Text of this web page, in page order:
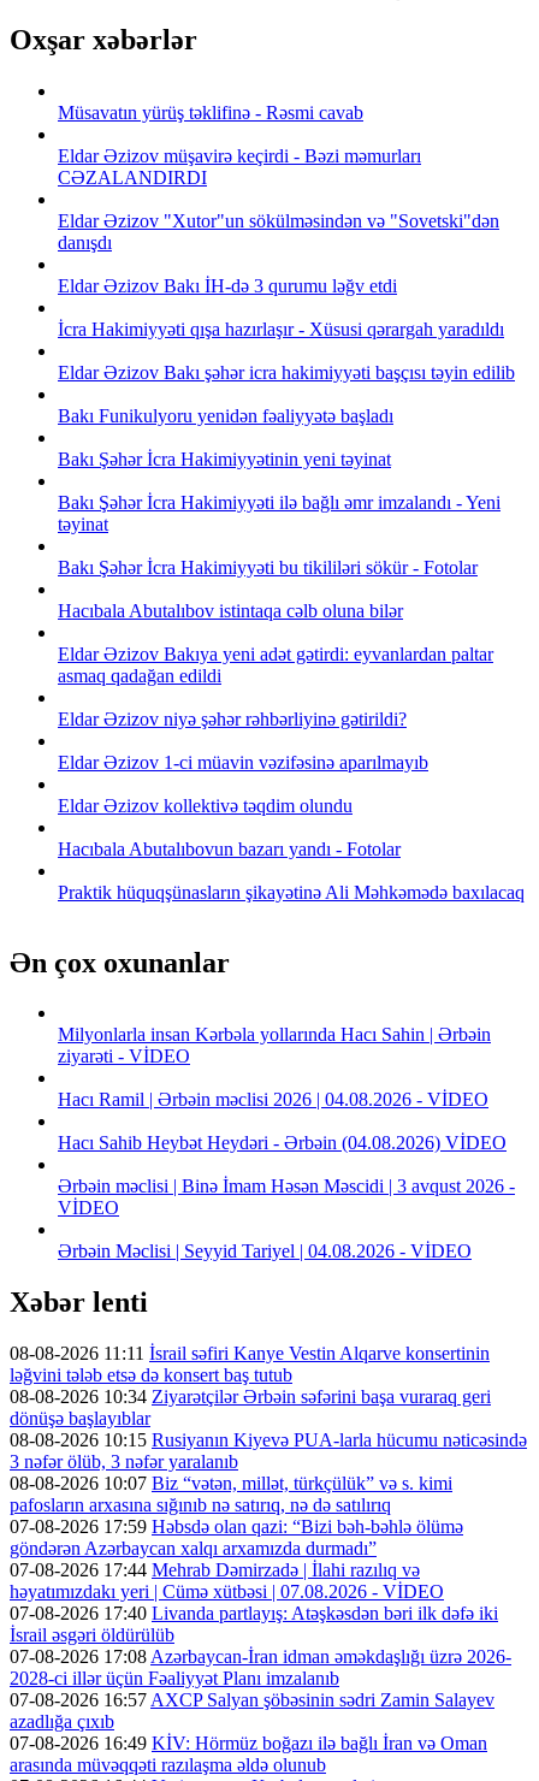
Oxşar xəbərlər
Müsavatın yürüş təklifinə - Rəsmi cavab
Eldar Əzizov müşavirə keçirdi - Bəzi məmurları
CƏZALANDIRDI
Eldar Əzizov "Xutor"un sökülməsindən və "Sovetski"dən
danışdı
Eldar Əzizov Bakı İH-də 3 qurumu ləğv etdi
İcra Hakimiyyəti qışa hazırlaşır - Xüsusi qərargah yaradıldı
Eldar Əzizov Bakı şəhər icra hakimiyyəti başçısı təyin edilib
Bakı Funikulyoru yenidən fəaliyyətə başladı
Bakı Şəhər İcra Hakimiyyətinin yeni təyinat
Bakı Şəhər İcra Hakimiyyəti ilə bağlı əmr imzalandı - Yeni
təyinat
Bakı Şəhər İcra Hakimiyyəti bu tikililəri sökür - Fotolar
Hacıbala Abutalıbov istintaqa cəlb oluna bilər
Eldar Əzizov Bakıya yeni adət gətirdi: eyvanlardan paltar
asmaq qadağan edildi
Eldar Əzizov niyə şəhər rəhbərliyinə gətirildi?
Eldar Əzizov 1-ci müavin vəzifəsinə aparılmayıb
Eldar Əzizov kollektivə təqdim olundu
Hacıbala Abutalıbovun bazarı yandı - Fotolar
Praktik hüquqşünasların şikayətinə Ali Məhkəmədə baxılacaq
Ən çox oxunanlar
Milyonlarla insan Kərbəla yollarında Hacı Sahin | Ərbəin
ziyarəti - VİDEO
Hacı Ramil | Ərbəin məclisi 2026 | 04.08.2026 - VİDEO
Hacı Sahib Heybət Heydəri - Ərbəin (04.08.2026) VİDEO
Ərbəin məclisi | Binə İmam Həsən Məscidi | 3 avqust 2026 -
VİDEO
Ərbəin Məclisi | Seyyid Tariyel | 04.08.2026 - VİDEO
Xəbər lenti
08-08-2026 11:11 İsrail səfiri Kanye Vestin Alqarve konsertinin
ləğvini tələb etsə də konsert baş tutub
08-08-2026 10:34 Ziyarətçilər Ərbəin səfərini başa vuraraq geri
dönüşə başlayıblar
08-08-2026 10:15 Rusiyanın Kiyevə PUA-larla hücumu nəticəsində
3 nəfər ölüb, 3 nəfər yaralanıb
08-08-2026 10:07 Biz “vətən, millət, türkçülük” və s. kimi
pafosların arxasına sığınıb nə satırıq, nə də satılırıq
07-08-2026 17:59 Həbsdə olan qazi: “Bizi bəh-bəhlə ölümə
göndərən Azərbaycan xalqı arxamızda durmadı”
07-08-2026 17:44 Mehrab Dəmirzadə | İlahi razılıq və
həyatımızdakı yeri | Cümə xütbəsi | 07.08.2026 - VİDEO
07-08-2026 17:40 Livanda partlayış: Atəşkəsdən bəri ilk dəfə iki
İsrail əsgəri öldürülüb
07-08-2026 17:08 Azərbaycan-İran idman əməkdaşlığı üzrə 2026-
2028-ci illər üçün Fəaliyyət Planı imzalanıb
07-08-2026 16:57 AXCP Salyan şöbəsinin sədri Zamin Salayev
azadlığa çıxıb
07-08-2026 16:49 KİV: Hörmüz boğazı ilə bağlı İran və Oman
arasında müvəqqəti razılaşma əldə olunub